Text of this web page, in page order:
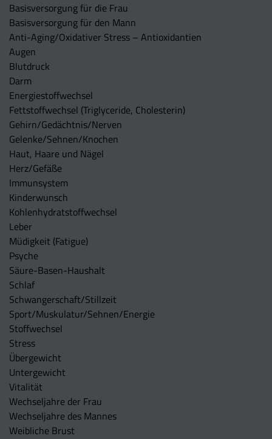
Basisversorgung für die Frau
Basisversorgung für den Mann
Anti-Aging/Oxidativer Stress – Antioxidantien
Augen
Blutdruck
Darm
Energiestoffwechsel
Fettstoffwechsel (Triglyceride, Cholesterin)
Gehirn/Gedächtnis/Nerven
Gelenke/Sehnen/Knochen
Haut, Haare und Nägel
Herz/Gefäße
Immunsystem
Kinderwunsch
Kohlenhydratstoffwechsel
Leber
Müdigkeit (Fatigue)
Psyche
Säure-Basen-Haushalt
Schlaf
Schwangerschaft/Stillzeit
Sport/Muskulatur/Sehnen/Energie
Stoffwechsel
Stress
Übergewicht
Untergewicht
Vitalität
Wechseljahre der Frau
Wechseljahre des Mannes
Weibliche Brust